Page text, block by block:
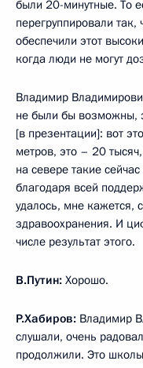
были 20-минутные. То
перегруппировали
обеспечили этот
когда люди не могут
Владимир
не были бы возможны,
[в презентации]: вот
метров, это – 20
на севере такие
благодаря всей
удалось, мне кажется,
здравоохранения. И
числе результат этого.
В.Путин: Хорошо.
Р.Хабиров: Владимир
слушали, очень
продолжили. Это